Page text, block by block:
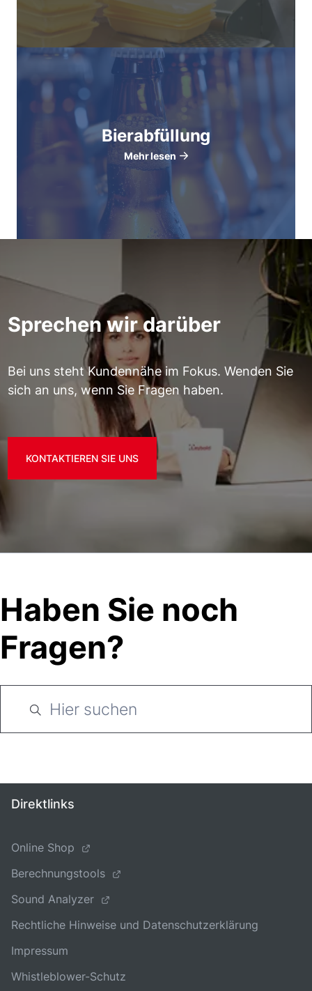
Bierabfüllung
Mehr lesen
Sprechen wir darüber
Bei uns steht Kundennähe im Fokus. Wenden Sie
sich an uns, wenn Sie Fragen haben.
KONTAKTIEREN SIE UNS
Haben Sie noch
Fragen?
Direktlinks
Online Shop
Berechnungstools
Sound Analyzer
Rechtliche Hinweise und Datenschutzerklärung
Impressum
Whistleblower-Schutz